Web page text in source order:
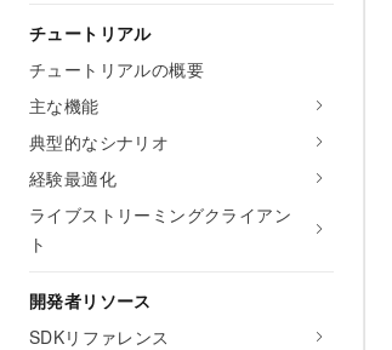
チュートリアル
チュートリアルの概要
主な機能
典型的なシナリオ
経験最適化
ライブストリーミングクライアン
ト
開発者リソース
SDKリファレンス